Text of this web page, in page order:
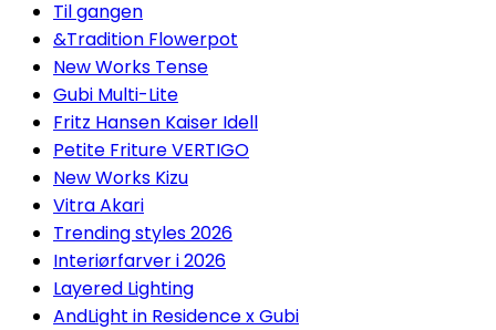
Til gangen
&Tradition Flowerpot
New Works Tense
Gubi Multi-Lite
Fritz Hansen Kaiser Idell
Petite Friture VERTIGO
New Works Kizu
Vitra Akari
Trending styles 2026
Interiørfarver i 2026
Layered Lighting
AndLight in Residence x Gubi